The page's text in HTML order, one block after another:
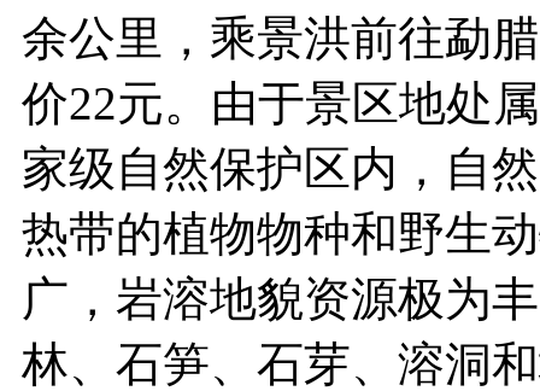
余公里，乘景洪前往勐
价22元。由于景区地处
家级自然保护区内，自
热带的植物物种和野生
广，岩溶地貌资源极为
林、石笋、石芽、溶洞